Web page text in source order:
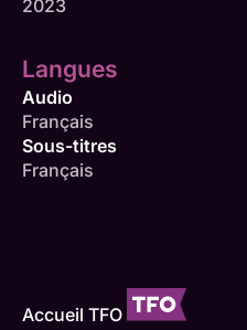
2023
Langues
Audio
Français
Sous-titres
Français
Accueil TFO